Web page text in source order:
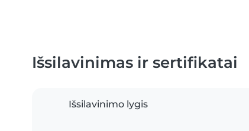
Išsilavinimas ir sertifikatai
Išsilavinimo lygis